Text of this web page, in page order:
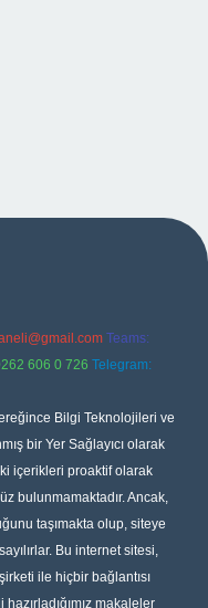
Teams:
606 0 726 Telegram:
Bilgi Teknolojileri ve
bir Yer Sağlayıcı olarak
içerikleri proaktif olarak
bulunmamaktadır. Ancak,
taşımakta olup, siteye
Bu internet sitesi,
ile hiçbir bağlantısı
makaleler